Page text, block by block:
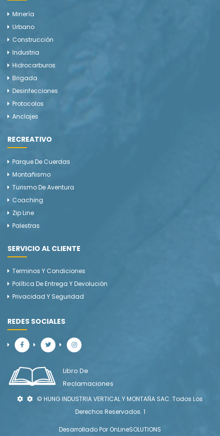
Minería
Urbano
Construcción
Industria
Hidrocarburos
Brigada
Desinfecciones
Protocolos
Anclajes
RECREATIVO
Parque De Cuerdas
Montañismo
Turismo De Aventura
Coaching
Zip Line
Palestras
SERVICIO AL CLIENTE
Terminos Y Condiciones
Política De Entrega Y Devolución
Privacidad Y Seguridad
REDES SOCIALES
Libro De
Reclamaciones
© HUNG INDUSTRIA VERTICAL Y MONTAÑA SAC. Todos Los
Derechos Reservados. 1
Desarrollado Por OnLineSOLUTIONS